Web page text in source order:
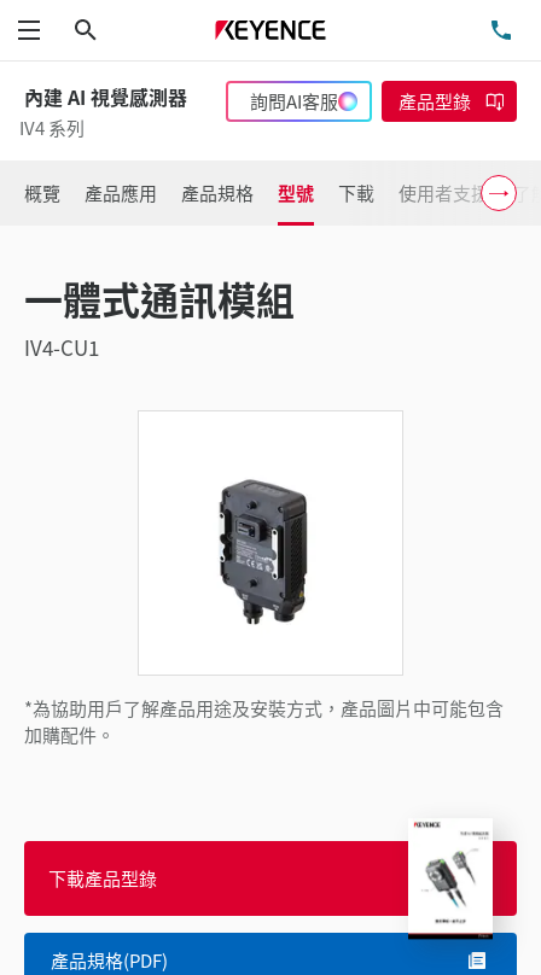
功能表
內建 AI 視覺感測器
IV4 系列
詢問AI客服 產品型錄
概覽 產品應用 產品規格 型號 下載 使用者支援 了
一體式通訊模組
IV4-CU1
*為協助用戶了解產品用途及安裝方式，產品圖片中可能包含
加購配件。
下載產品型錄
產品規格(PDF)